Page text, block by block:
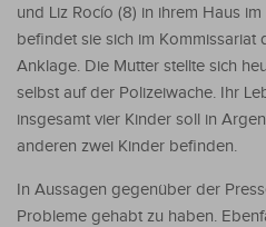
und Liz Rocío (8) in ihrem Haus
befindet sie sich im
Anklage. Die Mutter stellte sich
selbst auf der Polizeiwache. Ihr
insgesamt vier Kinder soll in
anderen zwei Kinder befinden.
In Aussagen gegenüber der
Probleme gehabt zu haben.